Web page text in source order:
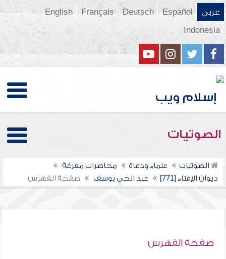
عربي Español
Deutsch
Français
English
Indonesia
الصوتيات
الصوتيات علماء ودعاة
محاضرات مفرغة
ديوان الإفتاء [771]
عبد الحي يوسف صفحة الفهرس
صفحة الفهرس